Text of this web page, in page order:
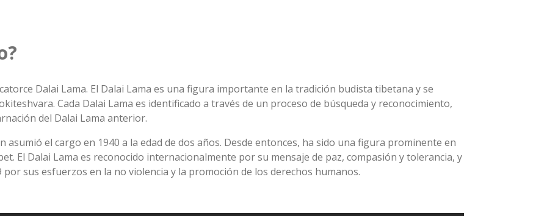
Dalai Lama. El Dalai Lama es una figura importante en la tradición budista tibetana y se
Cada Dalai Lama es identificado a través de un proceso de búsqueda y reconocimiento,
del Dalai Lama anterior.
asumió el cargo en 1940 a la edad de dos años. Desde entonces, ha sido una figura prominente en
El Dalai Lama es reconocido internacionalmente por su mensaje de paz, compasión y tolerancia, y
sus esfuerzos en la no violencia y la promoción de los derechos humanos.